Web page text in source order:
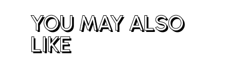
YOU MAY ALSO
LIKE